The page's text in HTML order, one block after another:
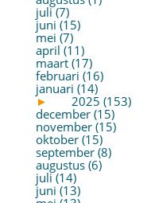
juli (7)
juni (15)
mei (7)
april (11)
maart (17)
februari (16)
januari (14)
►
2025 (153)
december (15)
november (15)
oktober (15)
september (8)
augustus (6)
juli (14)
juni (13)